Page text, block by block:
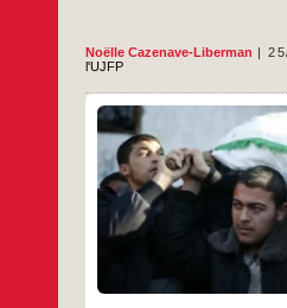
Noëlle Cazenave-Liberman
l'UJFP
Israël vous souhaite
hier 24 décembre
massacre de Gaza –
doublée d’un